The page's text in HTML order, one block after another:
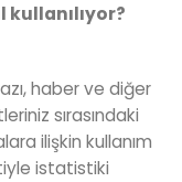
l kullanılıyor?
haber ve diğer
sırasındaki
ilişkin kullanım
istatistiki